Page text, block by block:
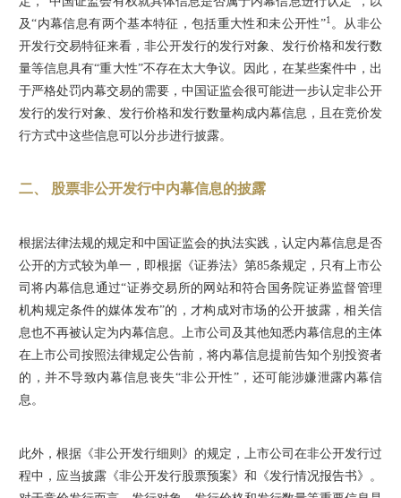
及“内幕信息有两个基本特征，包括重大性和未公开性”1 。从非公
开发行交易特征来看，非公开发行的发行对象、发行价格和发行数
量等信息具有“重大性”不存在太大争议。因此，在某些案件中，出
于严格处罚内幕交易的需要，中国证监会很可能进一步认定非公开
发行的发行对象、发行价格和发行数量构成内幕信息，且在竞价发
行方式中这些信息可以分步进行披露。
二、 股票非公开发行中内幕信息的披露
根据法律法规的规定和中国证监会的执法实践，认定内幕信息是否
公开的方式较为单一，即根据《证券法》第85条规定，只有上市公
司将内幕信息通过“证券交易所的网站和符合国务院证券监督管理
机构规定条件的媒体发布”的，才构成对市场的公开披露，相关信
息也不再被认定为内幕信息。上市公司及其他知悉内幕信息的主体
在上市公司按照法律规定公告前，将内幕信息提前告知个别投资者
的，并不导致内幕信息丧失“非公开性”，还可能涉嫌泄露内幕信
息。
此外，根据《非公开发行细则》的规定，上市公司在非公开发行过
程中，应当披露《非公开发行股票预案》和《发行情况报告书》。